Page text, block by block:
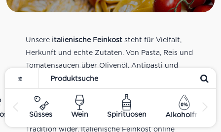
Süsses Wein Spirituosen Alkoholfrei
Unsere italienische Feinkoststeht für Vielfalt,
Herkunft und echte Zutaten. Von Pasta, Reis und
Tomatensaucen über Olivenöl, Antipasti und
Pesto bis zu Balsamico und Spezialitäten aus
verschiedenen Regionen Italiens. Alle Produkte
sind Teil unseres realen Supermarkt-Sortiments
und spiegeln italienische Alltagsküche und
Tradition wider. Italienische Feinkost online